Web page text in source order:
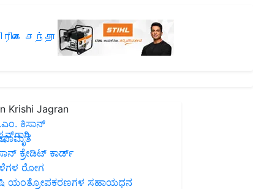
சந்தா
Krishi Jagran
ಕಿಸಾನ್
ಕ್ರೇಡಿಟ್ ಕಾರ್ಡ್
ರೋಗ
ಯಂತ್ರೋಪಕರಣಗಳ ಸಹಾಯಧನ